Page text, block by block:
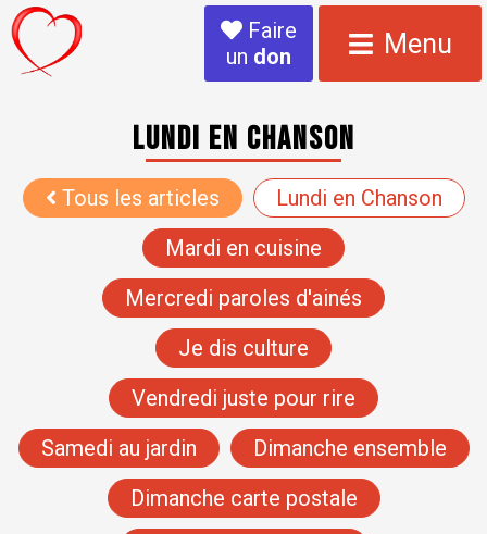
Faire
un don Menu
Lundi en Chanson
Tous les articles
Lundi en Chanson
Mardi en cuisine
Mercredi paroles d'ainés
Je dis culture
Vendredi juste pour rire
Samedi au jardin
Dimanche ensemble
Dimanche carte postale